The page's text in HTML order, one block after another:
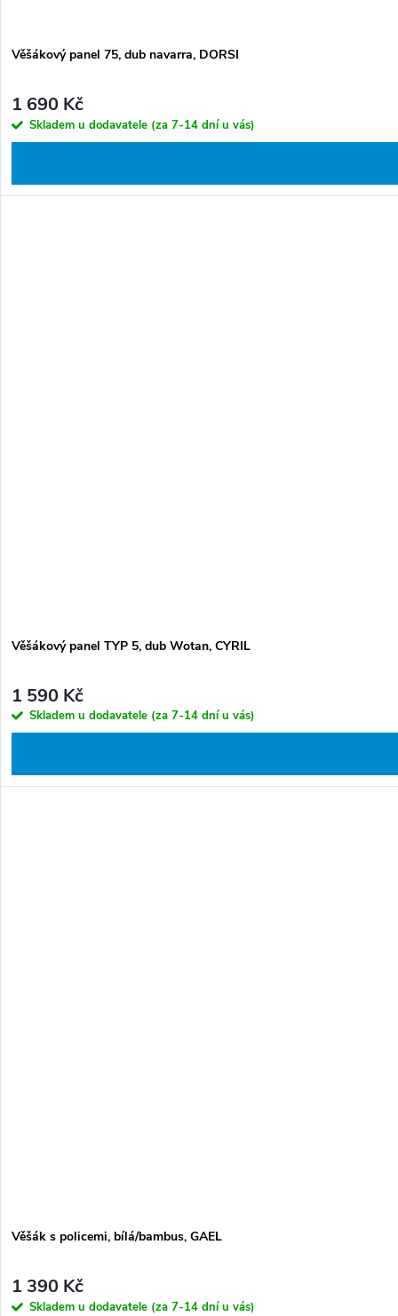
Věšákový panel 75, dub navarra, DORSI
1 690 Kč
Skladem u dodavatele (za 7-14 dní u vás)
Věšákový panel TYP 5, dub Wotan, CYRIL
1 590 Kč
Skladem u dodavatele (za 7-14 dní u vás)
Věšák s policemi, bílá/bambus, GAEL
1 390 Kč
Skladem u dodavatele (za 7-14 dní u vás)